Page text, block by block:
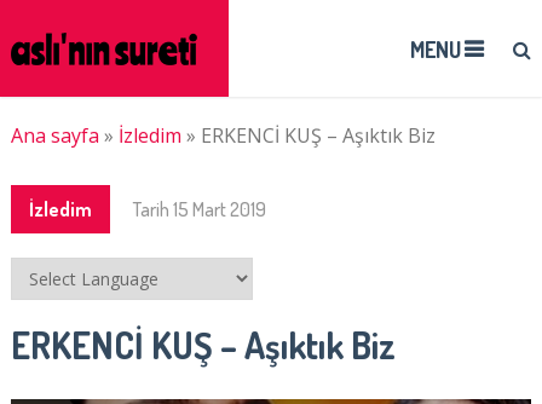
MENU
Ana sayfa » İzledim » ERKENCİ KUŞ – Aşıktık Biz
İzledim Tarih 15 Mart 2019
ERKENCİ KUŞ – Aşıktık Biz